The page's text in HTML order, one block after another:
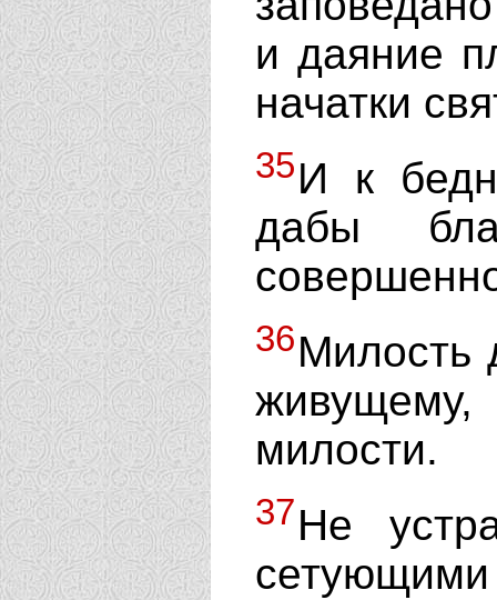
и даяние
начатки
35И к
дабы
36Милость
милости.
37Не
сетующими